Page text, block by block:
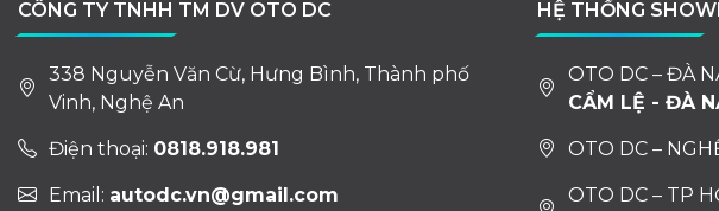
CÔNG TY TNHH TM DV OTO DC
338 Nguyễn Văn Cừ, Hưng Bình, Thành phố
Vinh, Nghệ An
Điện thoại: 0818.918.981
Email: autodc.vn@gmail.com
HỆ THỐNG
OTO DC – ĐÀ
CẨM LỆ - ĐÀ
OTO DC –
OTO DC – TP